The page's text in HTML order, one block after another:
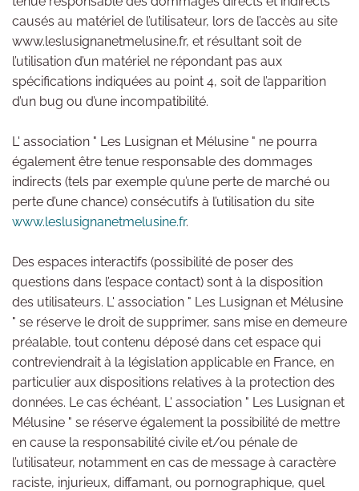
causés au matériel de l’utilisateur, lors de l’accès au site
www.leslusignanetmelusine.fr, et résultant soit de
l’utilisation d’un matériel ne répondant pas aux
spécifications indiquées au point 4, soit de l’apparition
d’un bug ou d’une incompatibilité.
L' association " Les Lusignan et Mélusine " ne pourra
également être tenue responsable des dommages
indirects (tels par exemple qu’une perte de marché ou
perte d’une chance) consécutifs à l’utilisation du site
www.leslusignanetmelusine.fr.
Des espaces interactifs (possibilité de poser des
questions dans l’espace contact) sont à la disposition
des utilisateurs. L' association " Les Lusignan et Mélusine
" se réserve le droit de supprimer, sans mise en demeure
préalable, tout contenu déposé dans cet espace qui
contreviendrait à la législation applicable en France, en
particulier aux dispositions relatives à la protection des
données. Le cas échéant, L' association " Les Lusignan et
Mélusine " se réserve également la possibilité de mettre
en cause la responsabilité civile et/ou pénale de
l’utilisateur, notamment en cas de message à caractère
raciste, injurieux, diffamant, ou pornographique, quel